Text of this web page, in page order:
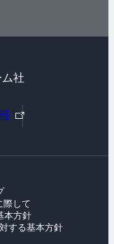
社
外
部
ン
際して
本方針
する基本方針